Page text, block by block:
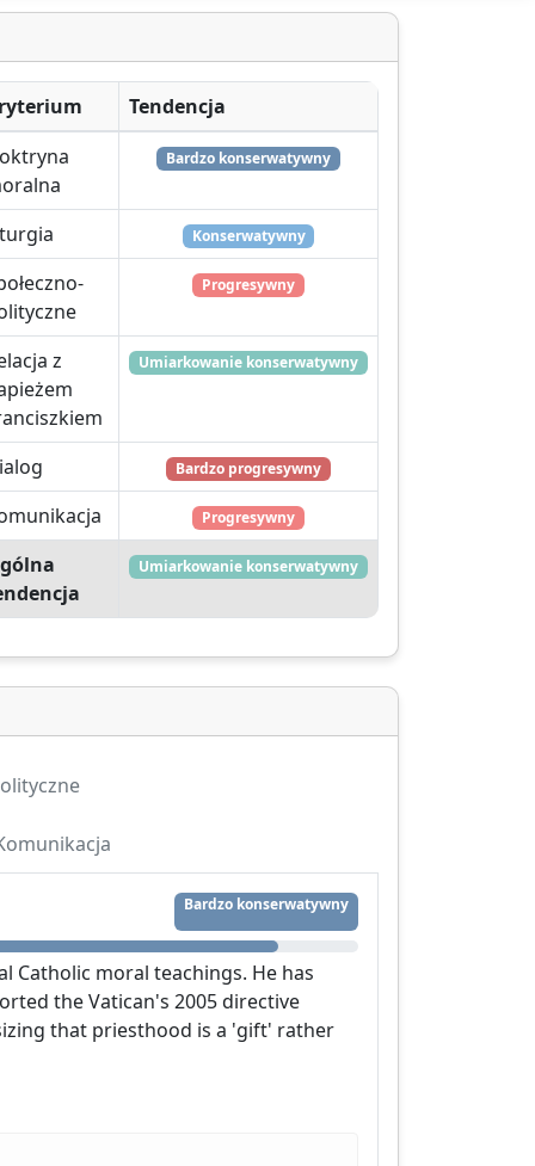
Tendencja
Bardzo konserwatywny
Konserwatywny
Progresywny
z
Umiarkowanie konserwatywny
Bardzo progresywny
Progresywny
Umiarkowanie konserwatywny
Bardzo konserwatywny
Catholic moral teachings. He has
the Vatican's 2005 directive
that priesthood is a 'gift' rather